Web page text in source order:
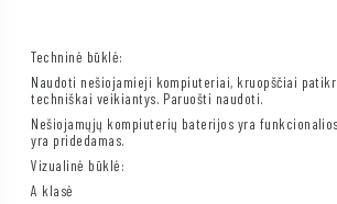
Techninė būklė:
Naudoti nešiojamieji kompiuteriai, kruopščiai
techniškai veikiantys. Paruošti naudoti.
Nešiojamųjų kompiuterių baterijos yra
yra pridedamas.
Vizualinė būklė:
A klasė